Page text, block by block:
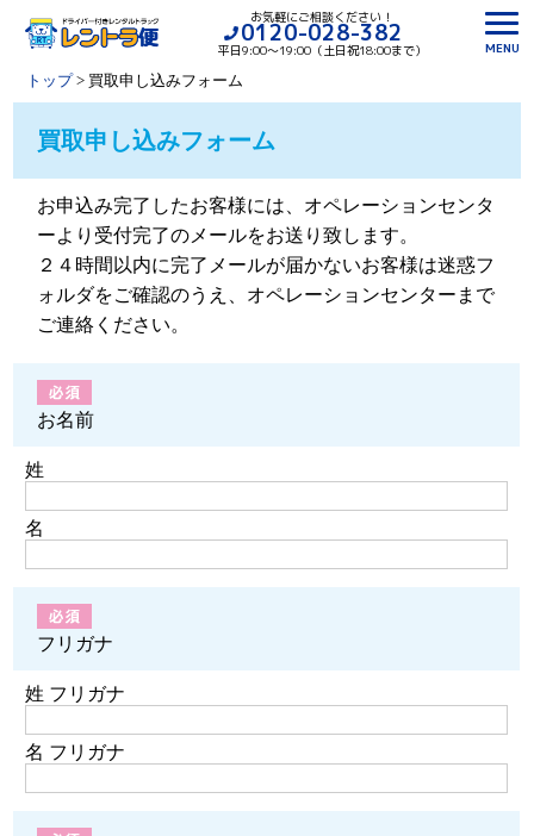
お気軽にご相談ください！
0120-028-382
平日9:00〜19:00（土日祝18:00まで）
MENU
トップ> 買取申し込みフォーム
買取申し込みフォーム
お申込み完了したお客様には、オペレーションセンタ
ーより受付完了のメールをお送り致します。
２４時間以内に完了メールが届かないお客様は迷惑フ
ォルダをご確認のうえ、オペレーションセンターまで
ご連絡ください。
お名前
姓
名
フリガナ
姓 フリガナ
名 フリガナ